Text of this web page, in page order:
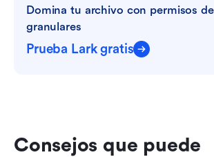
Domina tu archivo con permisos
granulares
Prueba Lark gratis
Consejos que puede